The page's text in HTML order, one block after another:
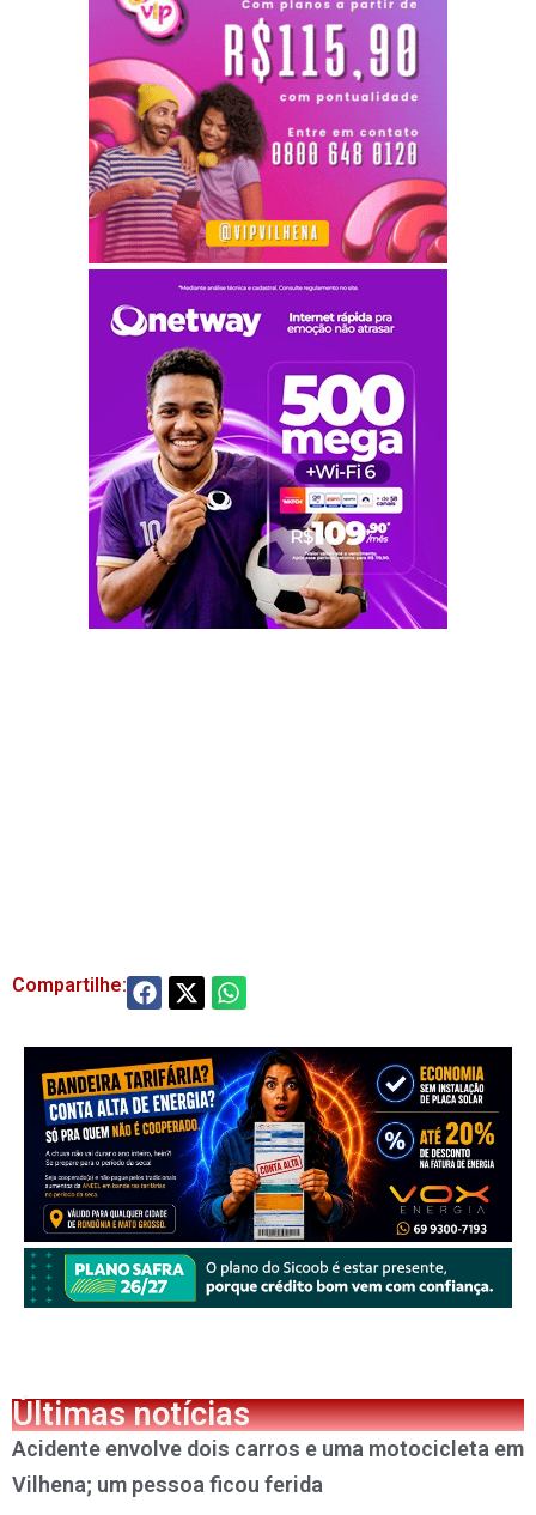
Compartilhe:
Últimas notícias
Acidente envolve dois carros e uma motocicleta em
Vilhena; um pessoa ficou ferida